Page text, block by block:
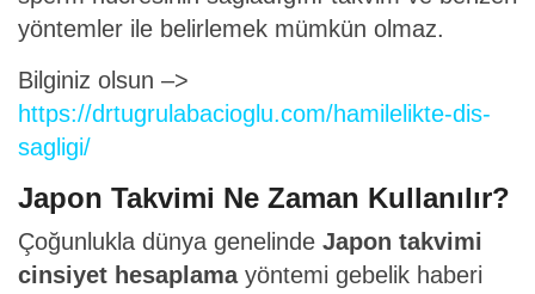
yöntemler ile belirlemek mümkün olmaz.
Bilginiz olsun –>
https://drtugrulabacioglu.com/hamilelikte-dis-
sagligi/
Japon Takvimi Ne Zaman Kullanılır?
Çoğunlukla dünya genelinde Japon takvimi
cinsiyet hesaplama yöntemi gebelik haberi